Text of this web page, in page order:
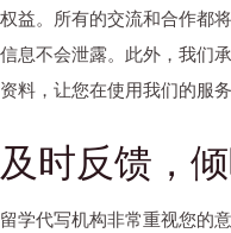
权益。所有的交流和合作都
信息不会泄露。此外，我们
资料，让您在使用我们的服
及时反馈，
留学代写机构非常重视您的